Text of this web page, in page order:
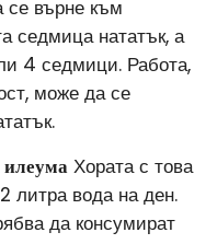
се върне към
седмица нататък, а
4 седмици. Работа,
може да се
илеума Хората с това
литра вода на ден.
да консумират